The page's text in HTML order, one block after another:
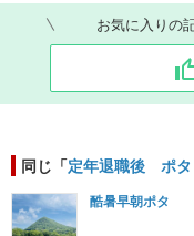
お気に入りの
同じ「定年退職後 ポタ
酷暑早朝ポタ